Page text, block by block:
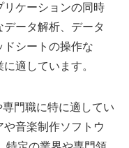
リケーションの同時
ータ解析、データ
シートの操作な
適しています。
門職に特に適してい
や音楽制作ソフトウ